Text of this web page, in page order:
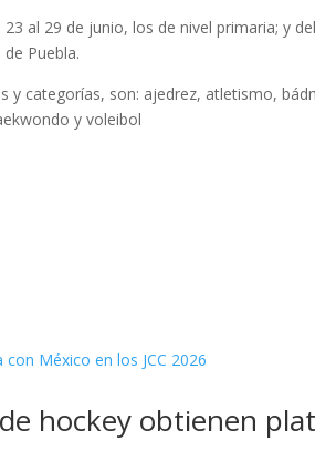
al 29 de junio, los de nivel primaria; y
Puebla.
y categorías, son: ajedrez, atletismo,
y voleibol
hockey obtienen